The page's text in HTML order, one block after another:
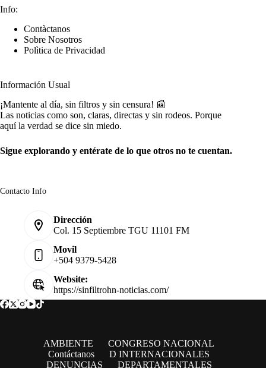
Info:
Contàctanos
Sobre Nosotros
Polìtica de Privacidad
Información Usual
¡Mantente al día, sin filtros y sin censura! 📰
Las noticias como son, claras, directas y sin rodeos. Porque
aquí la verdad se dice sin miedo.
Sigue explorando y entérate de lo que otros no te cuentan.
Contacto Info
Dirección
Col. 15 Septiembre TGU 11101 FM
Movil
+504 9379-5428
Website:
https://sinfiltrohn-noticias.com/
AMBIENTE
CONGRESO NACIONAL
Contáctanos
D INTERNACIONALES
DENUNCIAS
DEPARTAMENTALES